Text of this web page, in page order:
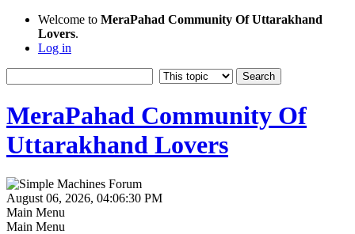
Welcome to MeraPahad Community Of Uttarakhand
Lovers.
Log in
MeraPahad Community Of
Uttarakhand Lovers
August 06, 2026, 04:06:30 PM
Main Menu
Main Menu